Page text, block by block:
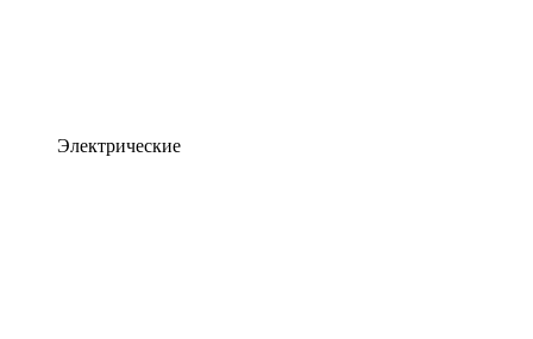
Электрические